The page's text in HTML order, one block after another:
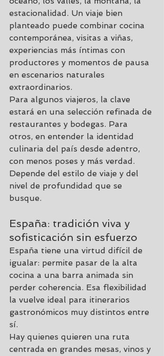
estacionalidad. Un viaje bien
planteado puede combinar cocina
contemporánea, visitas a viñas,
experiencias más íntimas con
productores y momentos de pausa
en escenarios naturales
extraordinarios.
Para algunos viajeros, la clave
estará en una selección refinada de
restaurantes y bodegas. Para
otros, en entender la identidad
culinaria del país desde adentro,
con menos poses y más verdad.
Depende del estilo de viaje y del
nivel de profundidad que se
busque.
España: tradición viva y
sofisticación sin esfuerzo
España tiene una virtud difícil de
igualar: permite pasar de la alta
cocina a una barra animada sin
perder coherencia. Esa flexibilidad
la vuelve ideal para itinerarios
gastronómicos muy distintos entre
sí.
Hay quienes quieren una ruta
centrada en grandes mesas, vinos y